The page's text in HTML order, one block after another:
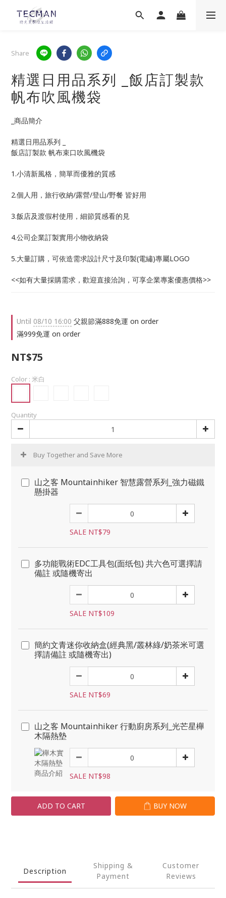
Share
精選日用品系列 _飯店訂製款
帆布吹風機袋
_商品簡介
精選日用品系列 _
飯店訂製款 帆布束口吹風機袋
1.小清新風格，簡單而優雅的質感
2.個人用，旅行收納/露營/登山/野餐 皆好用
3.飯店及渡假村使用，細節質感看的見
4.公司企業訂製實用小物收納袋
5.大量訂購，可依造需求設計尺寸及印製(電繡)專屬LOGO
<<如有大量採購需求，歡迎直接洽詢，可享企業專案優惠價格>>
Until 08/10 16:00 父親節滿888免運 on order
滿999免運 on order
NT$75
Color : 米白
Quantity
Buy Together and Save More
山之客 Mountainhiker 智慧露營系列_強力磁鐵
懸掛器
SALE NT$79
多功能戰術EDC工具包(面纸包) 共六色可選擇請
備註 或隨機寄出
SALE NT$109
簡約文青迷你收納盒(經典黑/叢林綠/奶茶米可選
擇請備註 或隨機寄出)
SALE NT$69
山之客 Mountainhiker 行動廚房系列_光芒星櫸
木隔熱墊
SALE NT$98
ADD TO CART BUY NOW
Description
Shipping &
Payment
Customer
Reviews